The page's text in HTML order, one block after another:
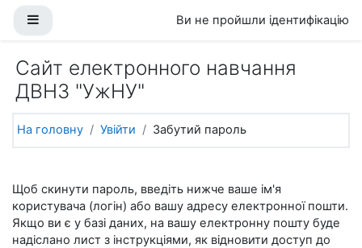
Ви не пройшли ідентифікацію
Сайт електронного навчання
ДВНЗ "УжНУ"
На головну Увійти Забутий пароль
Щоб скинути пароль, введіть нижче ваше ім'я
користувача (логін) або вашу адресу електронної пошти.
Якщо ви є у базі даних, на вашу електронну пошту буде
надіслано лист з інструкціями, як відновити доступ до